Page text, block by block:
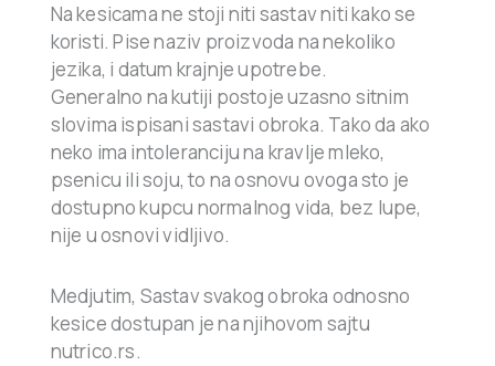
Na kesicama ne stoji niti sastav niti kako se
koristi. Pise naziv proizvoda na nekoliko
jezika, i datum krajnje upotrebe.
Generalno na kutiji postoje uzasno sitnim
slovima ispisani sastavi obroka. Tako da ako
neko ima intoleranciju na kravlje mleko,
psenicu ili soju, to na osnovu ovoga sto je
dostupno kupcu normalnog vida, bez lupe,
nije u osnovi vidljivo.
Medjutim, Sastav svakog obroka odnosno
kesice dostupan je na njihovom sajtu
nutrico.rs.